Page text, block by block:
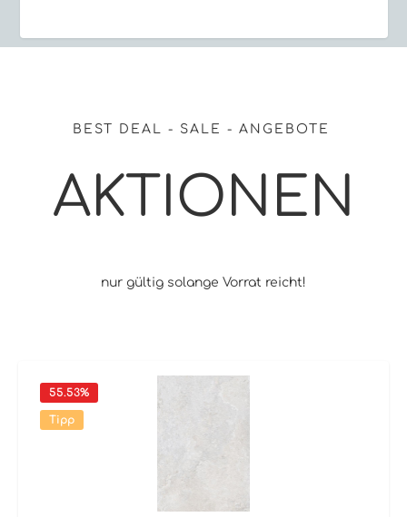
BEST DEAL - SALE - ANGEBOTE
AKTIONEN
nur gültig solange Vorrat reicht!
55.53%
Tipp